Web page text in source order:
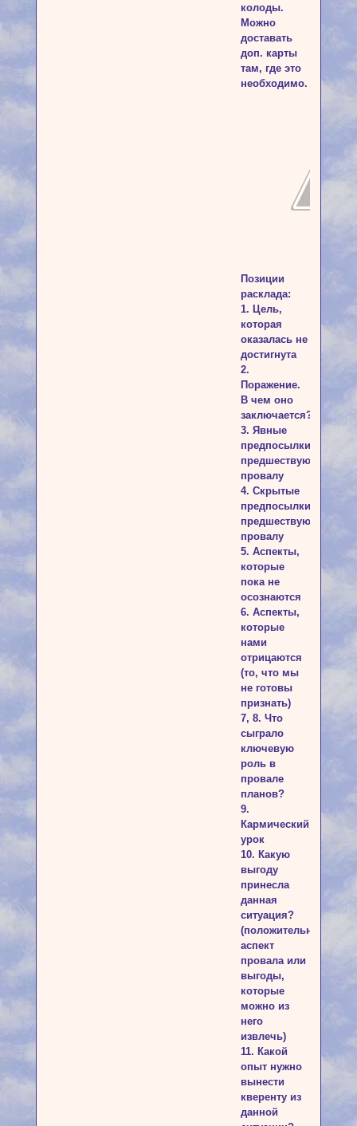
колоды.
Можно
доставать
доп. карты
там, где это
необходимо.
Позиции
расклада:
1. Цель,
которая
оказалась не
достигнута
2.
Поражение.
В чем оно
заключается?
3. Явные
предпосылки,
предшествующие
провалу
4. Скрытые
предпосылки,
предшествующие
провалу
5. Аспекты,
которые
пока не
осознаются
6. Аспекты,
которые
нами
отрицаются
(то, что мы
не готовы
признать)
7, 8. Что
сыграло
ключевую
роль в
провале
планов?
9.
Кармический
урок
10. Какую
выгоду
принесла
данная
ситуация?
(положительный
аспект
провала или
выгоды,
которые
можно из
него
извлечь)
11. Какой
опыт нужно
вынести
кверенту из
данной